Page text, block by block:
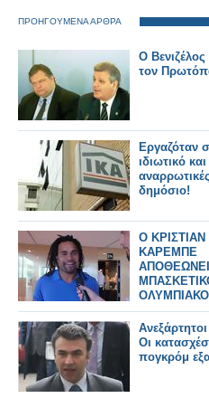
ΠΡΟΗΓΟΥΜΕΝΑ ΑΡΘΡΑ
Ο Βενιζέλος
τον
Εργαζόταν
ιδιωτικό
δημόσιο!
Ο ΚΡΙΣΤΙΑΝ
ΚΑΡΕΜΠΕ
*ΒΙΝΤΕΟ*
Οι
πογκρόμ